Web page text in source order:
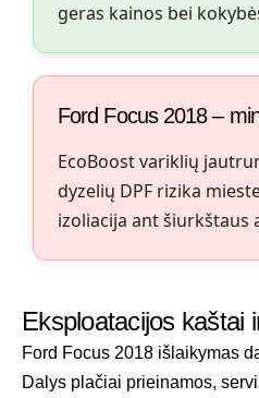
geras kainos bei
Ford Focus 2018 –
EcoBoost variklių
dyzelių DPF rizika
izoliacija ant šiurkštaus
Eksploatacijos kaštai
Ford Focus 2018 išlaikymas
Dalys plačiai prieinamos,